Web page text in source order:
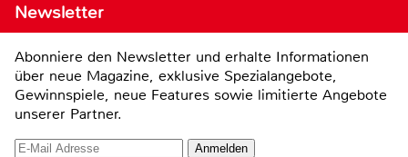
Newsletter
Abonniere den Newsletter und erhalte Informationen
über neue Magazine, exklusive Spezialangebote,
Gewinnspiele, neue Features sowie limitierte Angebote
unserer Partner.